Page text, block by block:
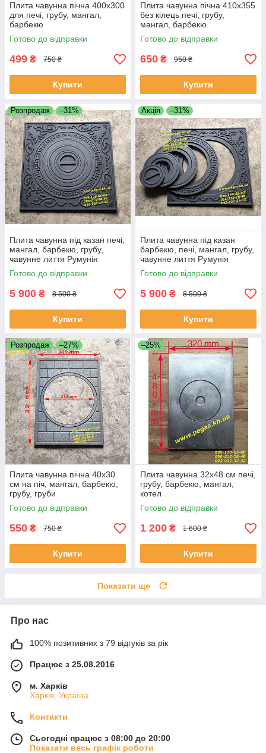
Плита чавунна пічна 400х300
для печі, грубу, мангал,
барбекю
Готово до відправки
499 ₴ 750 ₴
Купити
Плита чавунна пічна 410х355
без кілець печі, грубу,
мангал, барбекю
Готово до відправки
650 ₴ 950 ₴
Купити
Розпродаж –31%
Плита чавунна під казан печі,
мангал, барбекю, грубу,
чавунне лиття Румунія
Готово до відправки
5 900 ₴ 8 500 ₴
Купити
Акція –31%
Плита чавунна під казан
барбекю, печі, мангал, грубу,
чавунне лиття Румунія
Готово до відправки
5 900 ₴ 8 500 ₴
Купити
Розпродаж –27%
Плита чавунна пічна 40х30
см на піч, мангал, барбекю,
грубу, груби
Готово до відправки
550 ₴ 750 ₴
Купити
–25%
Плита чавунна 32х48 см печі,
грубу, барбекю, мангал,
котел
Готово до відправки
1 200 ₴ 1 600 ₴
Купити
Показати ще
Про нас
100% позитивних з 79 відгуків за рік
Працює з 25.08.2016
м. Харків
Харків, Україна
Контакти
Сьогодні працює з 08:00 до 20:00
Показати весь графік роботи